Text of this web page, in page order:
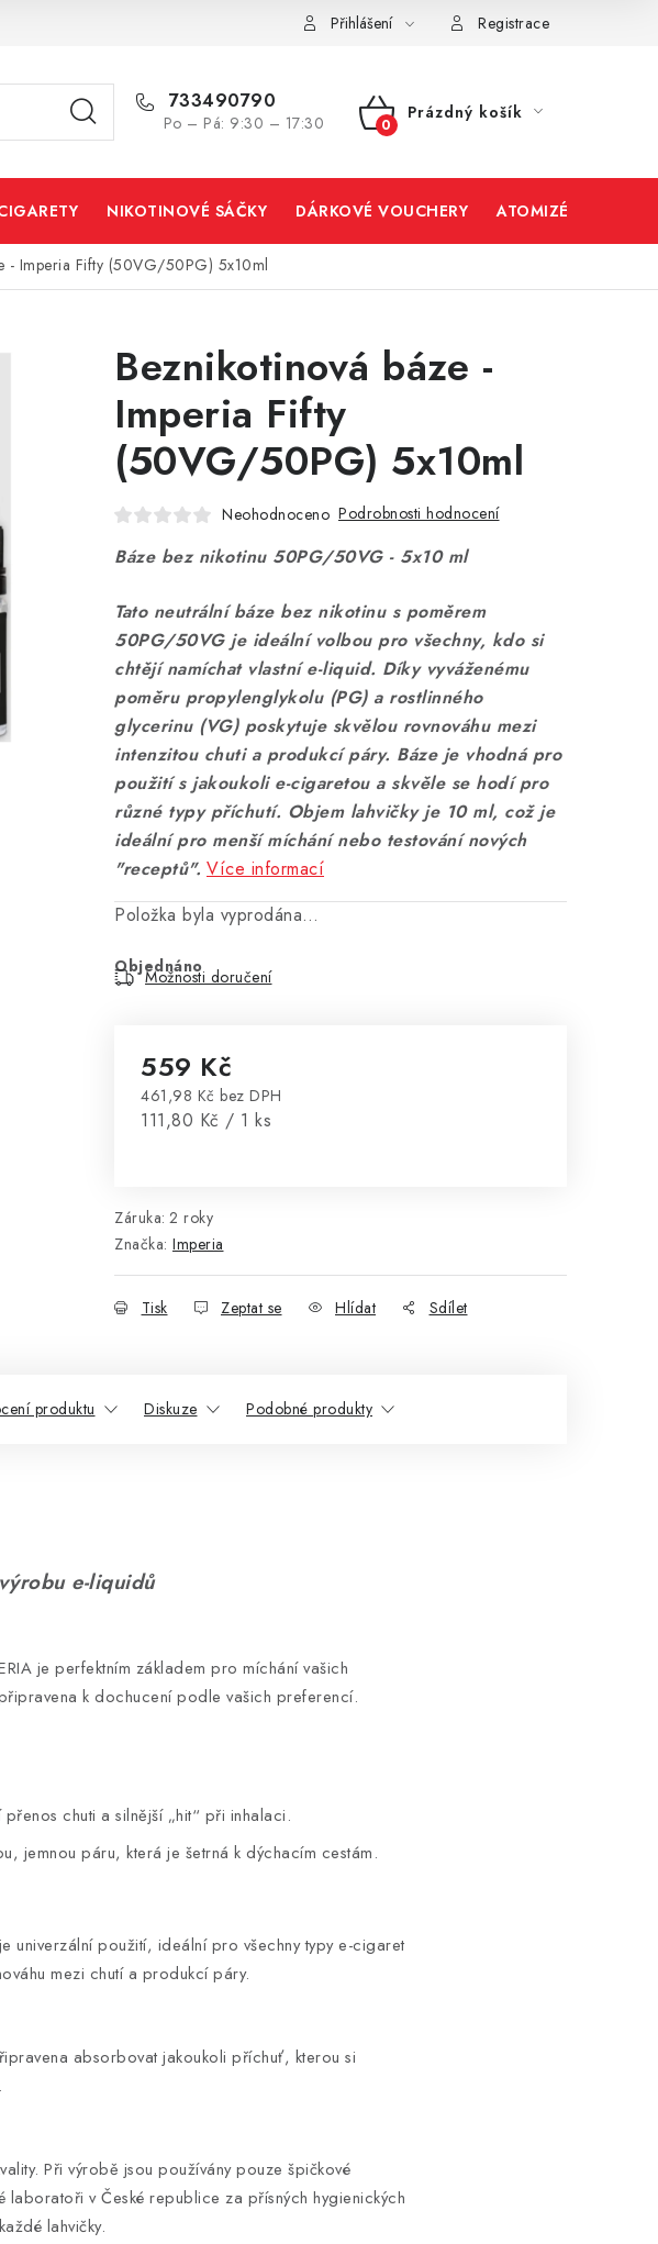
Přihlášení Registrace
733490790
Po – Pá: 9:30 – 17:30
NÁKUPNÍ
Prázdný košík
NIKOTINOVÉ SÁČKY DÁRKOVÉ VOUCHERY ATOMIZÉRY A
- Imperia Fifty (50VG/50PG) 5x10ml
Beznikotinová báze -
Imperia Fifty
(50VG/50PG) 5x10ml
Neohodnoceno Podrobnosti hodnocení
Báze bez nikotinu 50PG/50VG - 5x10 ml
Tato neutrální báze bez nikotinu s poměrem
50PG/50VG je ideální volbou pro všechny, kdo si
chtějí namíchat vlastní e-liquid. Díky vyváženému
poměru propylenglykolu (PG) a rostlinného
glycerinu (VG) poskytuje skvělou rovnováhu mezi
intenzitou chuti a produkcí páry. Báze je vhodná pro
použití s jakoukoli e-cigaretou a skvěle se hodí pro
různé typy příchutí. Objem lahvičky je 10 ml, což je
ideální pro menší míchání nebo testování nových
"receptů". Více informací
Položka byla vyprodána…
Objednáno
Možnosti doručení
559 Kč
461,98 Kč bez DPH
Měrná cena:
111,80 Kč / 1 ks
Záruka: 2 roky
Značka: Imperia
Tisk Zeptat se Hlídat Sdílet
produktu Diskuze Podobné produkty
e-liquidů
je perfektním základem pro míchání vašich
k dochucení podle vašich preferencí.
přenos chuti a silnější „hit“ při inhalaci.
jemnou páru, která je šetrná k dýchacím cestám.
univerzální použití, ideální pro všechny typy e-cigaret
mezi chutí a produkcí páry.
absorbovat jakoukoli příchuť, kterou si
Při výrobě jsou používány pouze špičkové
v České republice za přísných hygienických
lahvičky.